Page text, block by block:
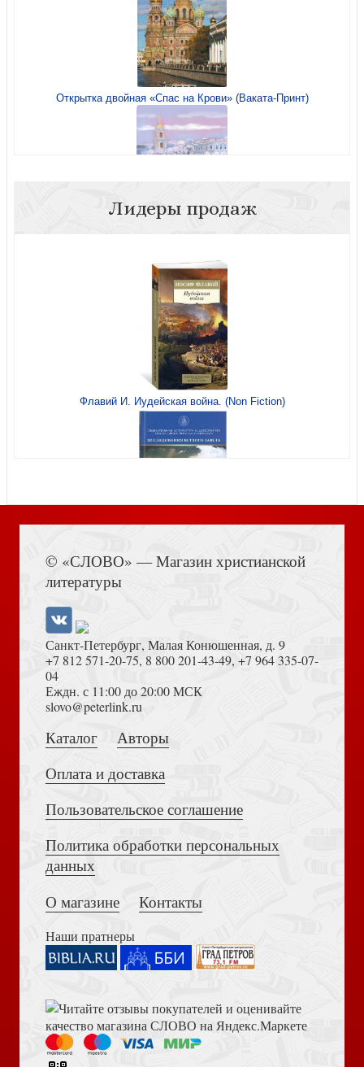
Открытка двойная «Спас на Крови» (Ваката-Принт)
историко-краеведческой аннотацией, двойная 82
(Ваката)
Открытка «Аничков мост» авторская, с историко-
краеведческой аннотацией, двойная 79 (Ваката)
Открытка «Львиный мост» авторская, с историко-
Открытка двойная «Никольский морской собор» (Ваката-
Открытка двойная «Храм Лурдской Божией Матери»
Лидеры продаж
Флавий И. Иудейская война. (Non Fiction)
Толкование на Апокалипсис (Тихоний Африканский)
Достоевский Ф.М. Сила и правда России (2024)
© «СЛОВО» — Магазин христианской
литературы
Санкт-Петербург, Малая Конюшенная, д. 9
+7 812 571-20-75, 8 800 201-43-49, +7 964 335-07-
04
Еждн. с 11:00 до 20:00 МСК
slovo@peterlink.ru
Каталог
Авторы
Оплата и доставка
Пользовательское соглашение
Политика обработки персональных
данных
О магазине
Контакты
Наши пратнеры